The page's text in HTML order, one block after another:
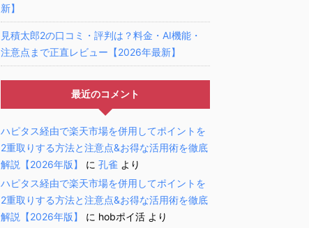
新】
見積太郎2の口コミ・評判は？料金・AI機能・
注意点まで正直レビュー【2026年最新】
最近のコメント
ハピタス経由で楽天市場を併用してポイントを
2重取りする方法と注意点&お得な活用術を徹底
解説【2026年版】
に 孔雀 より
ハピタス経由で楽天市場を併用してポイントを
2重取りする方法と注意点&お得な活用術を徹底
解説【2026年版】
に hobポイ活 より